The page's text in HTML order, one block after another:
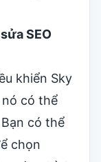
SEO
khiển Sky
nó có thể
Bạn có thể
chọn